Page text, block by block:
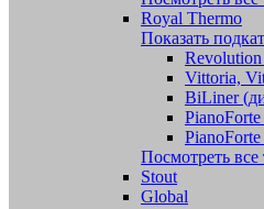
Royal Thermo
Показать
Vittoria,
BiLiner
Посмотреть все
Stout
Global